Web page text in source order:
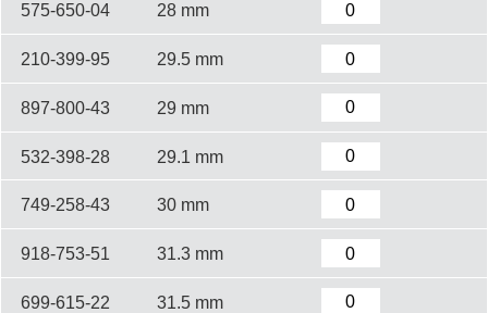
575-650-04 28 mm
210-399-95 29.5 mm
897-800-43 29 mm
532-398-28 29.1 mm
749-258-43 30 mm
918-753-51 31.3 mm
699-615-22 31.5 mm